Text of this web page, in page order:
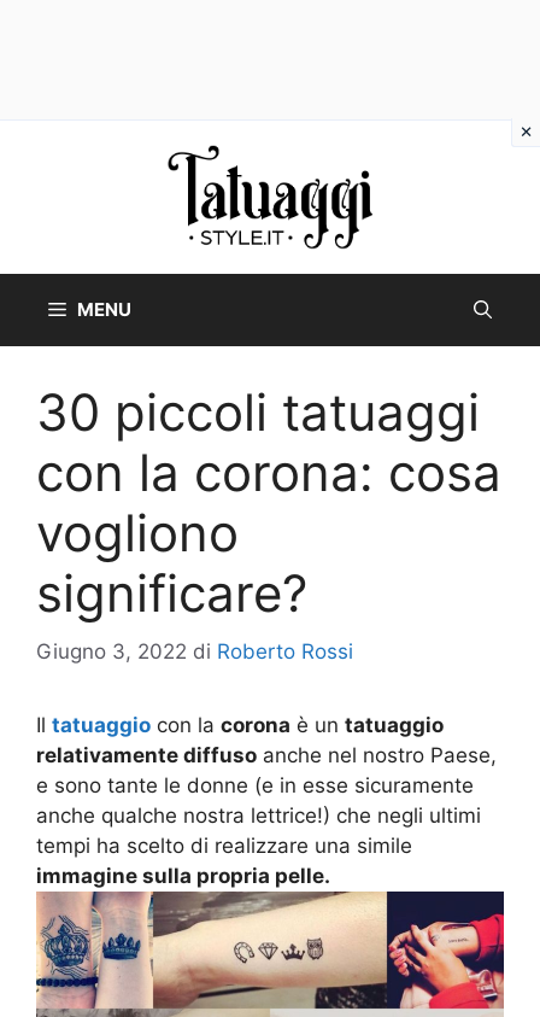
MENU
30 piccoli tatuaggi
con la corona: cosa
vogliono
significare?
Giugno 3, 2022 di Roberto Rossi
Il tatuaggio con la corona è un tatuaggio
relativamente diffuso anche nel nostro Paese,
e sono tante le donne (e in esse sicuramente
anche qualche nostra lettrice!) che negli ultimi
tempi ha scelto di realizzare una simile
immagine sulla propria pelle.